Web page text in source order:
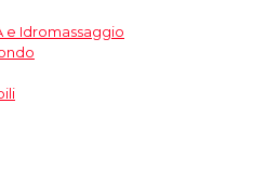
e Idromassaggio